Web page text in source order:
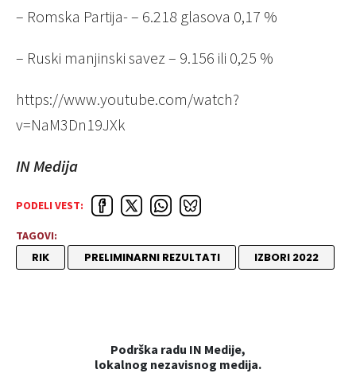
– Romska Partija- – 6.218 glasova 0,17 %
– Ruski manjinski savez – 9.156 ili 0,25 %
https://www.youtube.com/watch?
v=NaM3Dn19JXk
IN Medija
PODELI VEST:
TAGOVI:
RIK PRELIMINARNI REZULTATI IZBORI 2022
Podrška radu IN Medije,
lokalnog nezavisnog medija.